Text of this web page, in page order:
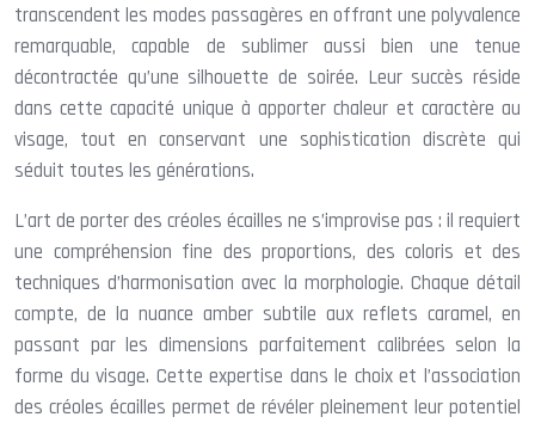
transcendent les modes passagères en offrant une polyvalence
remarquable, capable de sublimer aussi bien une tenue
décontractée qu’une silhouette de soirée. Leur succès réside
dans cette capacité unique à apporter chaleur et caractère au
visage, tout en conservant une sophistication discrète qui
séduit toutes les générations.
L’art de porter des créoles écailles ne s’improvise pas : il requiert
une compréhension fine des proportions, des coloris et des
techniques d’harmonisation avec la morphologie. Chaque détail
compte, de la nuance amber subtile aux reflets caramel, en
passant par les dimensions parfaitement calibrées selon la
forme du visage. Cette expertise dans le choix et l’association
des créoles écailles permet de révéler pleinement leur potentiel